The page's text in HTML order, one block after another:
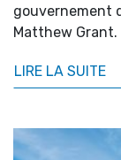
gouvernement
Matthew Grant.
LIRE LA SUITE